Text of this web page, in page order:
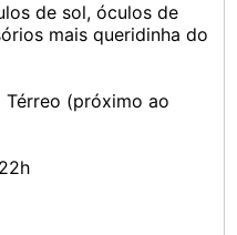
de sol, óculos de
mais queridinha do
Térreo (próximo ao